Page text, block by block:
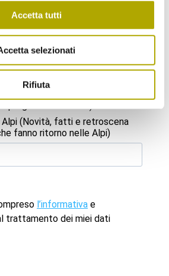
Accetta tutti
selezionati
Rifiuta
volta al mese una nostra newsletter.
Alpi (Novità, fatti e retroscena
fanno ritorno nelle Alpi)
l’informativa e
trattamento dei miei dati